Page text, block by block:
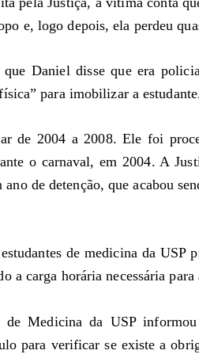
e, logo depois, ela perdeu
Daniel disse que era
para imobilizar a
de 2004 a 2008. Ele foi
o carnaval, em 2004. A
de detenção, que acabou
de medicina da USP
a carga horária necessária para
de Medicina da USP
para verificar se existe a